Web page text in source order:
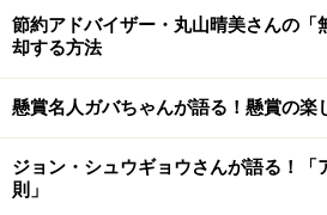
節約アドバイザー・丸山晴美さんの「
却する方法
懸賞名人ガバちゃんが語る！懸賞の楽
ジョン・シュウギョウさんが語る！「
則」